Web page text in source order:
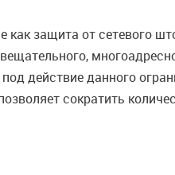
защита от сетевого
действие данного
сократить